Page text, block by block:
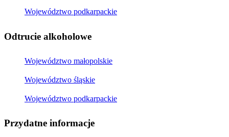
Województwo podkarpackie
Odtrucie alkoholowe
Województwo małopolskie
Województwo śląskie
Województwo podkarpackie
Przydatne informacje